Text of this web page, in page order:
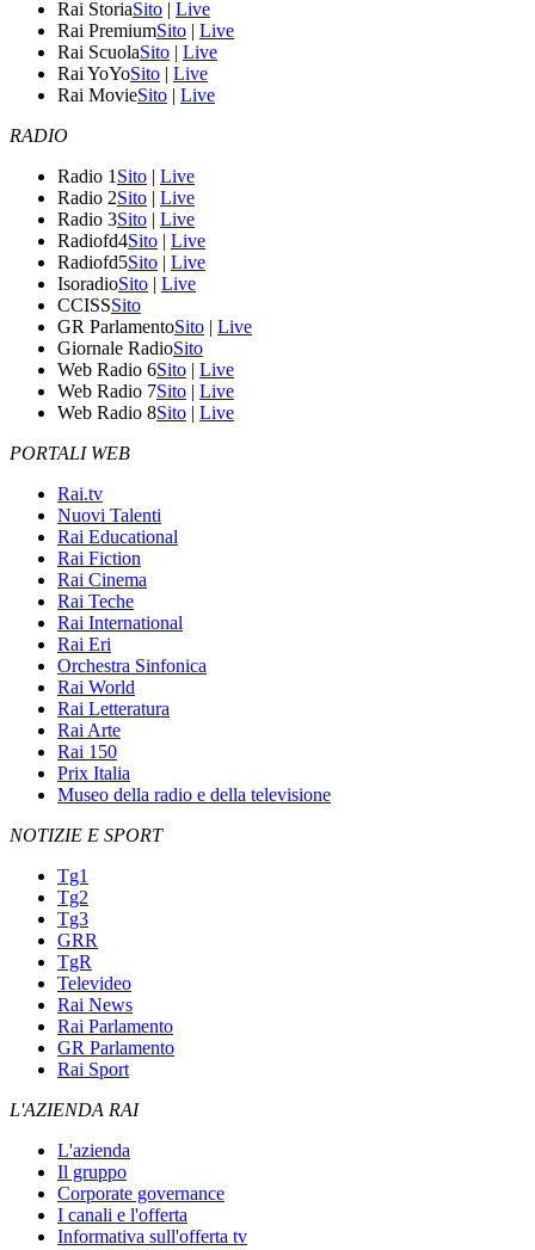
Rai StoriaSito | Live
Rai PremiumSito | Live
Rai ScuolaSito | Live
Rai YoYoSito | Live
Rai MovieSito | Live
RADIO
Radio 1 Sito | Live
Radio 2Sito | Live
Radio 3Sito | Live
Radiofd4Sito | Live
Radiofd5Sito | Live
IsoradioSito | Live
CCISSSito
GR ParlamentoSito | Live
Giornale RadioSito
Web Radio 6Sito | Live
Web Radio 7Sito | Live
Web Radio 8Sito | Live
PORTALI WEB
Rai.tv
Nuovi Talenti
Rai Educational
Rai Fiction
Rai Cinema
Rai Teche
Rai International
Rai Eri
Orchestra Sinfonica
Rai World
Rai Letteratura
Rai Arte
Rai 150
Prix Italia
Museo della radio e della televisione
NOTIZIE E SPORT
Tg1
Tg2
Tg3
GRR
TgR
Televideo
Rai News
Rai Parlamento
GR Parlamento
Rai Sport
L'AZIENDA RAI
L'azienda
Il gruppo
Corporate governance
I canali e l'offerta
Informativa sull'offerta tv